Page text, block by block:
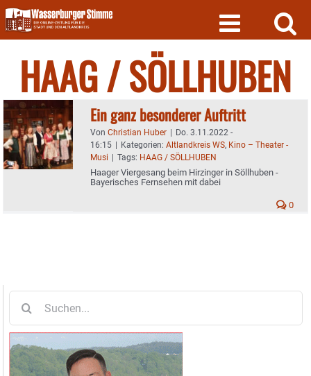
Skip
to
content
HAAG / SÖLLHUBEN
Ein ganz besonderer Auftritt
Von Christian Huber | Do. 3.11.2022 -
16:15 | Kategorien: Altlandkreis WS, Kino – Theater -
Musi | Tags: HAAG / SÖLLHUBEN
Haager Viergesang beim Hirzinger in Söllhuben -
Bayerisches Fernsehen mit dabei
0
nach: